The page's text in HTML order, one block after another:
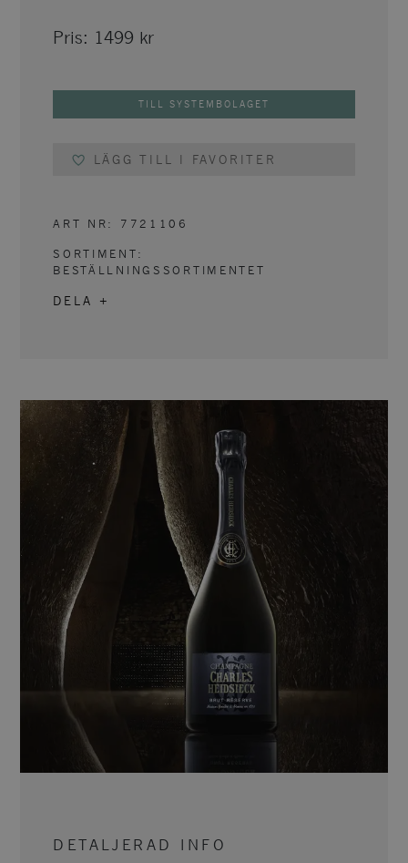
Pris: 1499 kr
TILL SYSTEMBOLAGET
LÄGG TILL I FAVORITER
ART NR: 7721106
SORTIMENT:
BESTÄLLNINGSSORTIMENTET
DELA +
DETALJERAD INFO